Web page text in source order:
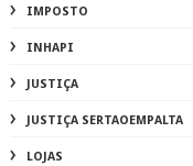
IMPOSTO
INHAPI
JUSTIÇA
JUSTIÇA SERTAOEMPALTA
LOJAS